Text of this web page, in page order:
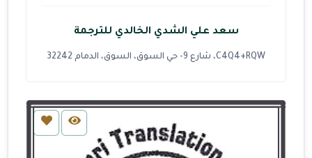
سعد علي الشدي الخالدي للترجمة
C4Q4+RQW، شارع 9- حي السوق، السوق، الدمام 32242